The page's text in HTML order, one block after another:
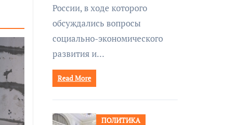
России, в ходе которого
обсуждались вопросы
социально-экономического
развития и…
Read More
ПОЛИТИКА